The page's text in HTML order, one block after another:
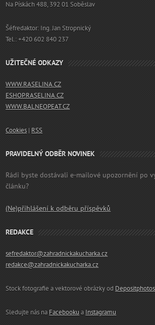
Na Pískách 488, 392 01 Soběslav
Šéfredaktor: Ing. Jan Stropnický
Tel.: +420 602 840 237
UŽITEČNÉ ODKAZY
WWW.RASELINA.CZ
ESHOP.RASELINA.CZ
WWW.BALNEOPEAT.CZ
Cookies | RSS
PRAVIDELNÝ ODBĚR NOVINEK
Rádi byste dostávali e-mailové upozornění po
článku?
(Ne)přihlášení k odběru příspěvků
REDAKCE
sefredaktor@zahradnickakucharka.cz
redakce@zahradnickakucharka.cz
Stock fotografie a vektorové obrázky od
Sledujte nás na Facebooku a Instagramu